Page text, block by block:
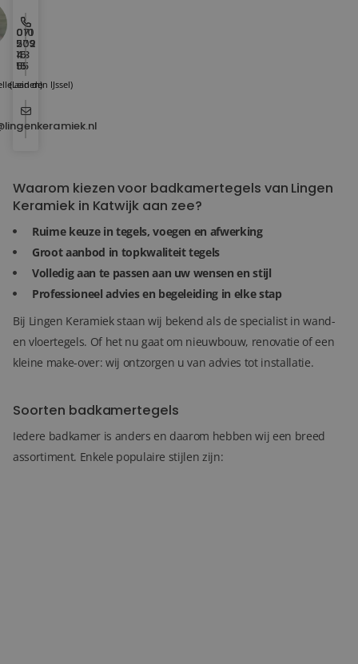
071
579
43
55
(Leiden)
010
202
15
15
aan den IJssel)
Waarom kiezen voor badkamertegels van Lingen
Keramiek in Katwijk aan zee?
Ruime keuze in tegels, voegen en afwerking
Groot aanbod in topkwaliteit tegels
Volledig aan te passen aan uw wensen en stijl
Professioneel advies en begeleiding in elke stap
Bij Lingen Keramiek staan wij bekend als de specialist in wand-
en vloertegels. Of het nu gaat om nieuwbouw, renovatie of een
kleine make-over: wij ontzorgen u van advies tot installatie.
Soorten badkamertegels
Iedere badkamer is anders en daarom hebben wij een breed
assortiment. Enkele populaire stijlen zijn: